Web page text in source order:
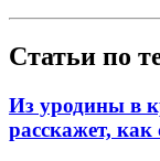
Статьи по
Из уродины в
расскажет, как